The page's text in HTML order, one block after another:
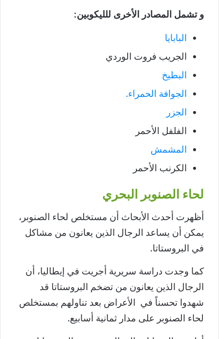
و تشمل المصادر الأخرى للليكوبين:
البابايا
الجريب فروت الوردي
البطيخ
الجوافة الحمراء.
الجزر
الفلفل الأحمر
المشمش
الكرنب الأحمر
لحاء الصنوبر البحري
أظهرت أحدث الأبحاث أن مستخلص لحاء الصنوبر،
يمكن أن يساعد الرجال الذين يعانون من مشاكل
في البروستاتا.
كما وجدت دراسة سريرية أجريت في إيطاليا، أن
الرجال الذين يعانون من تضخم البروستاتا قد
شهدوا تحسناً في الأعراض بعد تناولهم بمستخلص
لحاء الصنوبر على مدار ثمانية أسابيع.